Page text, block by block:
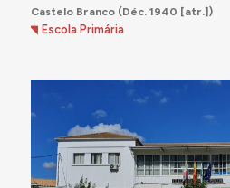
Castelo Branco(Déc. 1940 [atr.])
Escola Primária